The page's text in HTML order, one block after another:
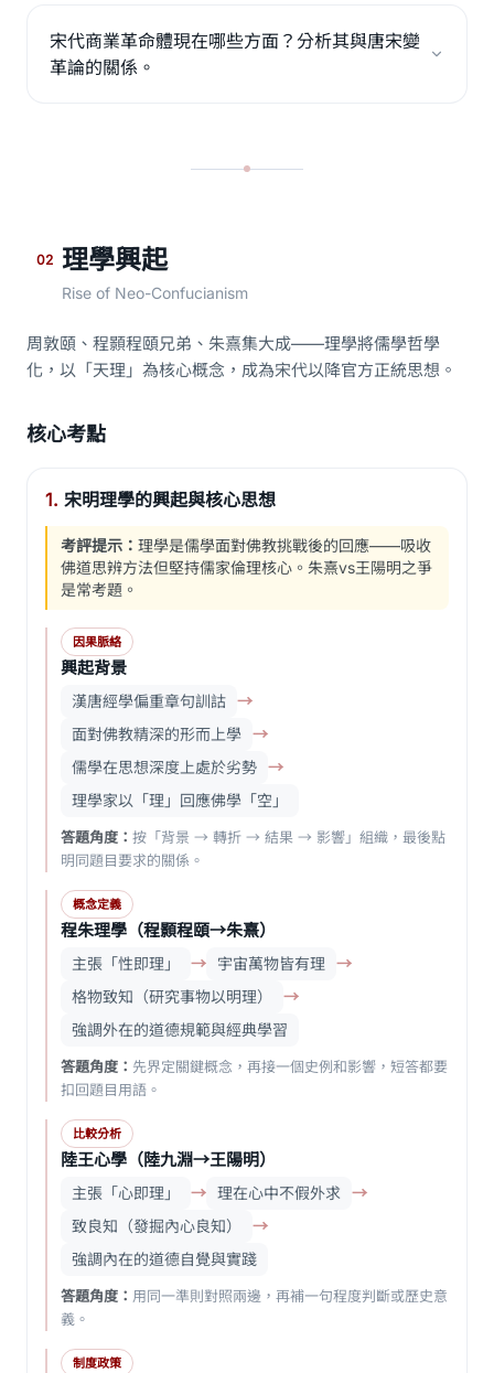
宋代商業革命體現在哪些方面？分析其與唐宋變
革論的關係。
02 理學興起
Rise of Neo-Confucianism
周敦頤、程顥程頤兄弟、朱熹集大成——理學將儒學哲學
化，以「天理」為核心概念，成為宋代以降官方正統思想。
核心考點
1. 宋明理學的興起與核心思想
考評提示： 理學是儒學面對佛教挑戰後的回應——吸收
佛道思辨方法但堅持儒家倫理核心。朱熹vs王陽明之爭
是常考題。
因果脈絡
興起背景
漢唐經學偏重章句訓詁 →
面對佛教精深的形而上學
→
儒學在思想深度上處於劣勢 →
理學家以「理」回應佛學「空」
答題角度： 按「背景 → 轉折 → 結果 → 影響」組織，最後點
明同題目要求的關係。
概念定義
程朱理學（程顥程頤→朱熹）
主張「性即理」 → 宇宙萬物皆有理
→
格物致知（研究事物以明理）
→
強調外在的道德規範與經典學習
答題角度： 先界定關鍵概念，再接一個史例和影響，短答都要
扣回題目用語。
比較分析
陸王心學（陸九淵→王陽明）
主張「心即理」 → 理在心中不假外求
→
致良知（發掘內心良知）
→
強調內在的道德自覺與實踐
答題角度： 用同一準則對照兩邊，再補一句程度判斷或歷史意
義。
制度政策